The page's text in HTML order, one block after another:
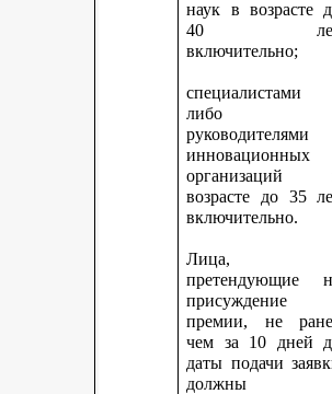
наук в возрасте
40
включительно;
специалистами
либо
руководителями
инновационных
организаций
возрасте до 35
включительно.
Лица,
претендующие
присуждение
премии, не
чем за 10 дней
даты подачи
должны